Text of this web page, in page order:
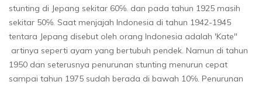
stunting di Jepang sekitar 60℅. dan pada tahun 1925 masih
sekitar 50℅. Saat menjajah Indonesia di tahun 1942-1945
tentara Jepang disebut oleh orang Indonesia adalah 'Kate"
artinya seperti ayam yang bertubuh pendek. Namun di tahun
1950 dan seterusnya penurunan stunting menurun cepat
sampai tahun 1975 sudah berada di bawah 10℅. Penurunan